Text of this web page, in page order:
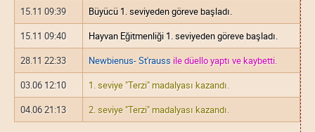
15.11 09:39
Büyücü 1. seviyeden göreve başladı.
15.11 09:40
Hayvan Eğitmenliği 1. seviyeden göreve başladı.
28.11 22:33
Newbienus- St'rauss ile düello yaptı ve kaybetti.
03.06 12:10
1. seviye "Terzi" madalyası kazandı.
04.06 21:13
2. seviye "Terzi" madalyası kazandı.